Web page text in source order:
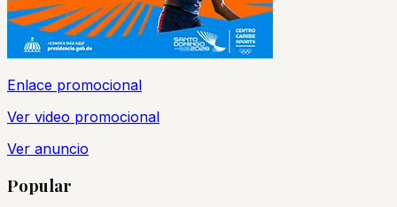
Enlace promocional
Ver video promocional
Ver anuncio
Popular